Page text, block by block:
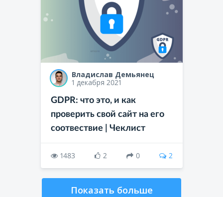
Владислав Демьянец
1 декабря 2021
GDPR: что это, и как
проверить свой сайт на его
соотвествие | Чеклист
1483 2 0 2
Показать больше